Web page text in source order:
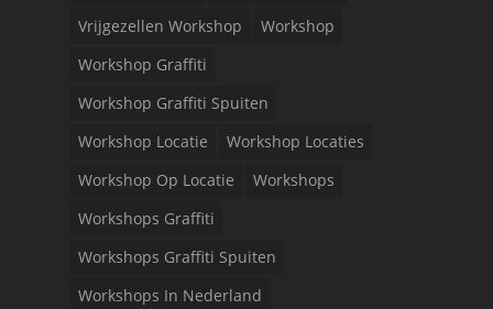
Vrijgezellen Workshop
Workshop
Workshop Graffiti
Workshop Graffiti Spuiten
Workshop Locatie
Workshop Locaties
Workshop Op Locatie
Workshops
Workshops Graffiti
Workshops Graffiti Spuiten
Workshops In Nederland